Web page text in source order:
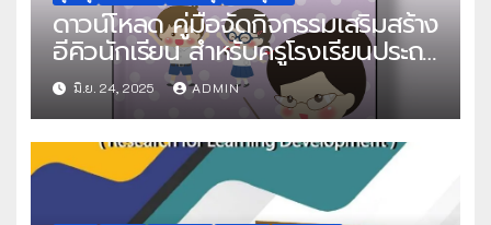
ดาวน์โหลด คู่มือจัดกิจกรรมเสริมสร้าง
อีคิวนักเรียน สำหรับครูโรงเรียนประถม
ศึกษา
มิ.ย. 24, 2025 ADMIN